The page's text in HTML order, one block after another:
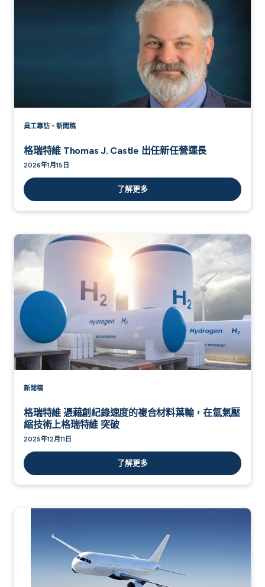
員工專訪、新聞稿
格瑞特維 Thomas J. Castle 出任新任營運長
2026年1月15日
了解更多
新聞稿
格瑞特維 憑藉創紀錄速度的複合材料葉輪，在氫氣壓
縮技術上格瑞特維 突破
2025年12月11日
了解更多